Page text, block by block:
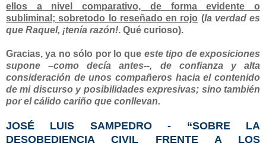
ellos a nivel comparativo, de forma evidente o
subliminal ; sobretodo lo reseñado en rojo (la verdad es
que Raquel, ¡tenía razón!. Qué curioso).
Gracias, ya no sólo por lo que este tipo de exposiciones
supone –como decía antes--, de confianza y alta
consideración de unos compañeros hacia el contenido
de mi discurso y posibilidades expresivas; sino también
por el cálido cariño que conllevan.
JOSÉ LUIS SAMPEDRO - “SOBRE LA
DESOBEDIENCIA CIVIL FRENTE A LOS